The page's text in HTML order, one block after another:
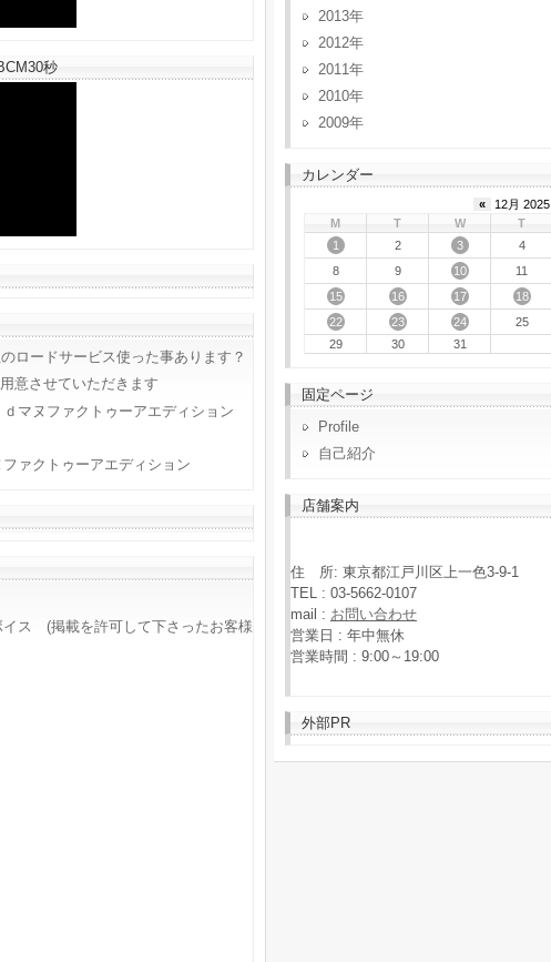
秒
ロードサービス使った事あります？
意させていただきます
マヌファクトゥーアエディション
ァクトゥーアエディション
ス (掲載を許可して下さったお客様
2013
2012
2011
2010
2009
カレンダー
« 12月 2025
M
T W T
1
2 3 4
8
9 10 11
15
16 17 18
22
23 24 25
29
30 31
固定ページ
Profile
自己紹介
店舗案内
住 所: 東京都江戸川区上一色3-9-1
TEL : 03-5662-0107
mail : お問い合わせ
営業日 : 年中無休
営業時間 : 9:00～19:00
外部PR